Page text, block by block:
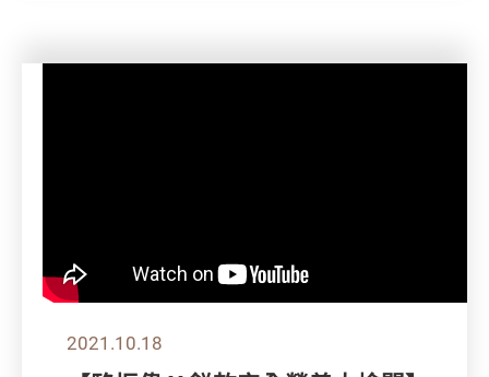
2021.10.18